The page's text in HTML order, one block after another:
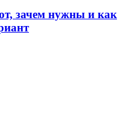
зачем нужны и как